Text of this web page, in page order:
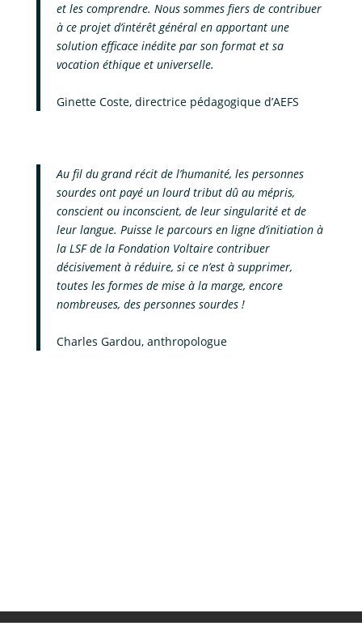
et les comprendre. Nous sommes fiers de contribuer
à ce projet d’intérêt général en apportant une
solution efficace inédite par son format et sa
vocation éthique et universelle.
Ginette Coste, directrice pédagogique d’AEFS
Au fil du grand récit de l’humanité, les personnes
sourdes ont payé un lourd tribut dû au mépris,
conscient ou inconscient, de leur singularité et de
leur langue. Puisse le parcours en ligne d’initiation à
la LSF de la Fondation Voltaire contribuer
décisivement à réduire, si ce n’est à supprimer,
toutes les formes de mise à la marge, encore
nombreuses, des personnes sourdes !
Charles Gardou, anthropologue